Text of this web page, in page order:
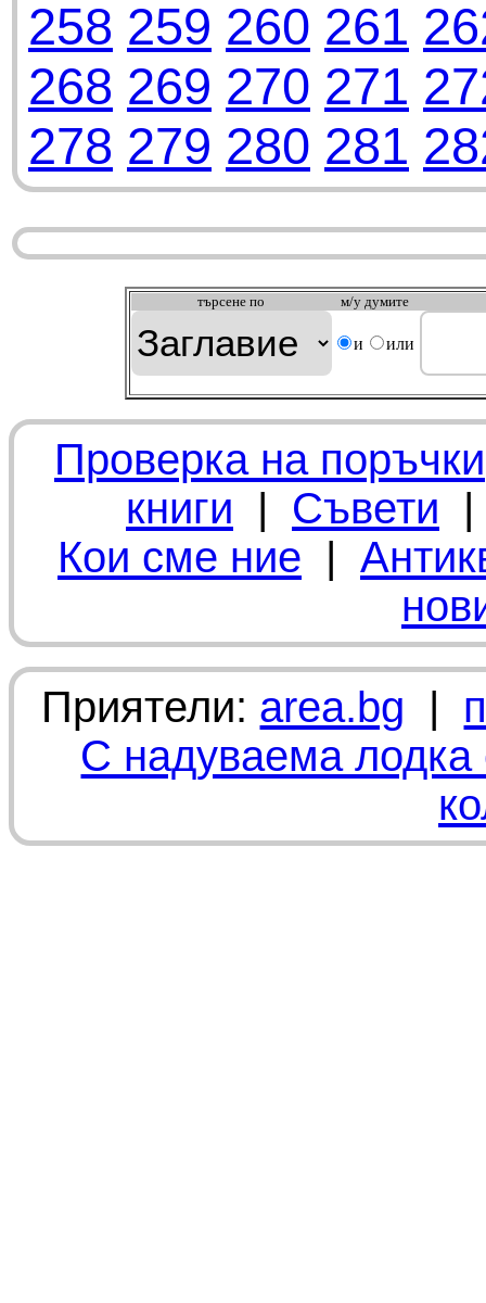
258 259 260 261
268 269 270 271
278 279 280 281
търсeне по м/у думите
и или
Проверка на поръчки
книги | Съвети
Кои сме ние |
Приятели: area.bg |
С надуваема лодка